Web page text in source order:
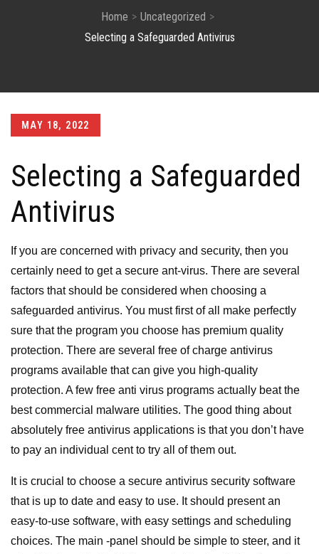
Home
Uncategorized
Selecting a Safeguarded Antivirus
Posted
MAY 18, 2022
Selecting a Safeguarded
Antivirus
If you are concerned with privacy and security, then you
certainly need to get a secure ant-virus. There are several
factors that should be considered when choosing a
safeguarded antivirus. You must first of all make perfectly
sure that the program you choose has premium quality
protection. There are several free of charge antivirus
programs available that can give you high-quality
protection. A few free anti virus programs actually beat the
best commercial malware utilities. The good thing about
absolutely free antivirus applications is that you don’t have
to pay an individual cent to try all of them out.
It is crucial to choose a secure antivirus security software
that is up to date and easy to use. It should present an
easy-to-use software, with easy settings and scheduling
choices. The main -panel should be simple to steer, and it